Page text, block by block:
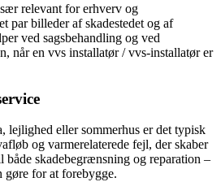
relevant for erhverv og
par billeder af skadestedet og af
ved sagsbehandling og ved
når en vvs installatør / vvs-installatør er
lejlighed eller sommerhus er det typisk
og varmerelaterede fejl, der skaber
skadebegrænsning og reparation –
gøre for at forebygge.